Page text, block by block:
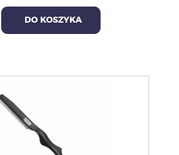
DO KOSZYKA